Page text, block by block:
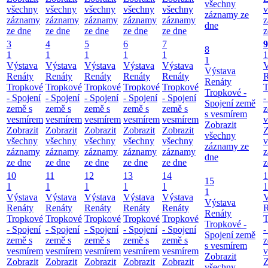
všechny
záznamy
ze dne
všechny
záznamy
ze dne
všechny
záznamy
ze dne
všechny
záznamy
ze dne
všechny
záznamy
ze dne
všechny
záznamy ze
dne
3
1
Výstava
Renáty
Tropkové
- Spojení
země s
vesmírem
Zobrazit
všechny
záznamy
ze dne
4
1
Výstava
Renáty
Tropkové
- Spojení
země s
vesmírem
Zobrazit
všechny
záznamy
ze dne
5
1
Výstava
Renáty
Tropkové
- Spojení
země s
vesmírem
Zobrazit
všechny
záznamy
ze dne
6
1
Výstava
Renáty
Tropkové
- Spojení
země s
vesmírem
Zobrazit
všechny
záznamy
ze dne
7
1
Výstava
Renáty
Tropkové
- Spojení
země s
vesmírem
Zobrazit
všechny
záznamy
ze dne
8
1
Výstava
Renáty
Tropkové -
Spojení země
s vesmírem
Zobrazit
všechny
záznamy ze
dne
9
1
-
10
1
Výstava
Renáty
Tropkové
- Spojení
země s
vesmírem
Zobrazit
11
1
Výstava
Renáty
Tropkové
- Spojení
země s
vesmírem
Zobrazit
12
1
Výstava
Renáty
Tropkové
- Spojení
země s
vesmírem
Zobrazit
13
1
Výstava
Renáty
Tropkové
- Spojení
země s
vesmírem
Zobrazit
14
1
Výstava
Renáty
Tropkové
- Spojení
země s
vesmírem
Zobrazit
15
1
Výstava
Renáty
Tropkové -
Spojení země
s vesmírem
Zobrazit
1
-